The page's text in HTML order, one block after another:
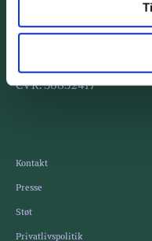
E:
CVR: 56852417
Kontakt
Presse
Støt
Privatlivspolitik